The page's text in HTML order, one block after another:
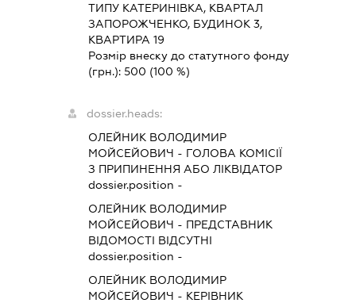
ТИПУ КАТЕРИНІВКА, КВАРТАЛ
ЗАПОРОЖЧЕНКО, БУДИНОК 3,
КВАРТИРА 19
Розмір внеску до статутного фонду
(грн.): 500 (100 %)
dossier.heads:
ОЛЕЙНИК ВОЛОДИМИР
МОЙСЕЙОВИЧ - ГОЛОВА КОМІСІЇ
З ПРИПИНЕННЯ АБО ЛІКВІДАТОР
dossier.position -
ОЛЕЙНИК ВОЛОДИМИР
МОЙСЕЙОВИЧ - ПРЕДСТАВНИК
ВІДОМОСТІ ВІДСУТНІ
dossier.position -
ОЛЕЙНИК ВОЛОДИМИР
МОЙСЕЙОВИЧ - КЕРІВНИК